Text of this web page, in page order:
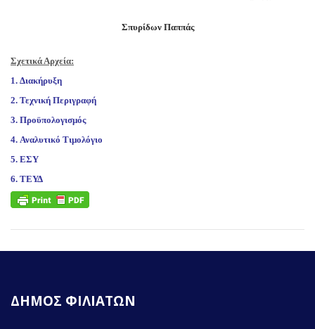
Σπυρίδων Παππάς
Σχετικά Αρχεία:
1. Διακήρυξη
2. Τεχνική Περιγραφή
3. Προϋπολογισμός
4. Αναλυτικό Τιμολόγιο
5. ΕΣΥ
6. ΤΕΥΔ
ΔΗΜΟΣ ΦΙΛΙΑΤΩΝ